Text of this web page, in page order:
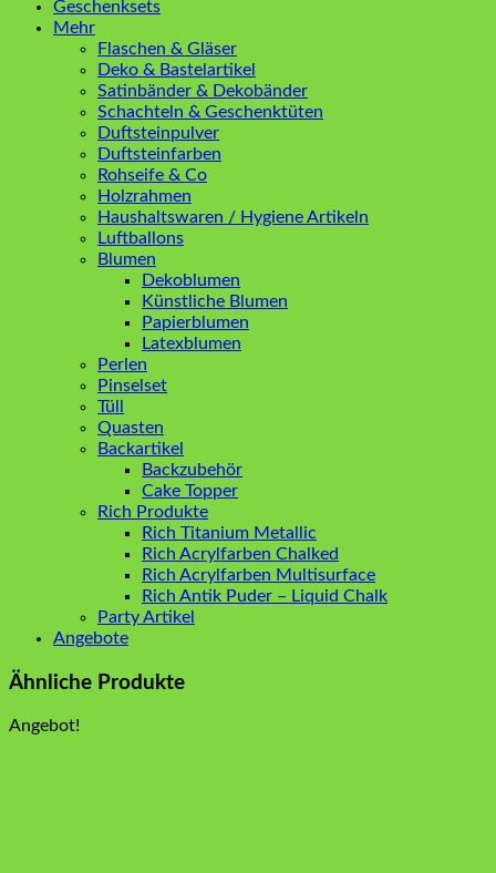
Geschenksets
Mehr
Flaschen & Gläser
Deko & Bastelartikel
Satinbänder & Dekobänder
Schachteln & Geschenktüten
Duftsteinpulver
Duftsteinfarben
Rohseife & Co
Holzrahmen
Haushaltswaren / Hygiene Artikeln
Luftballons
Blumen
Dekoblumen
Künstliche Blumen
Papierblumen
Latexblumen
Perlen
Pinselset
Tüll
Quasten
Backartikel
Backzubehör
Cake Topper
Rich Produkte
Rich Titanium Metallic
Rich Acrylfarben Chalked
Rich Acrylfarben Multisurface
Rich Antik Puder – Liquid Chalk
Party Artikel
Angebote
Ähnliche Produkte
Angebot!